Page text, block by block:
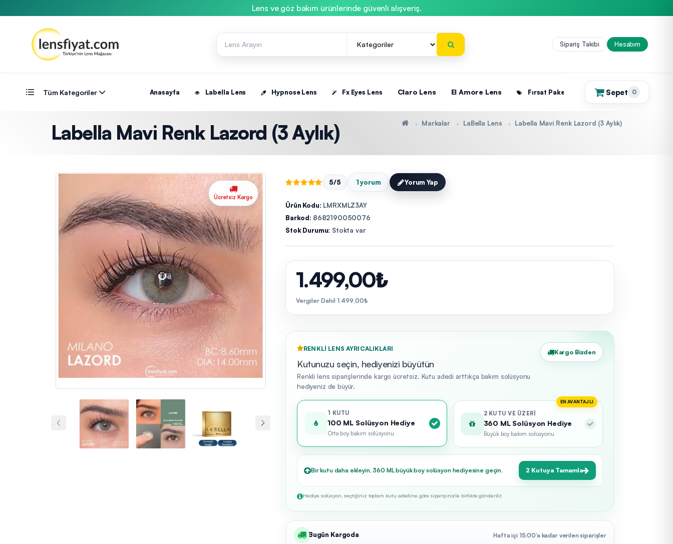
Lens ve göz bakım ürünlerinde güvenli alışveriş.
Sipariş Takibi Hesabım
Tüm Kategoriler Anasayfa Labella Lens Hypnose Lens Fx Eyes Lens Claro Lens El Amore Lens Fırsat Paketleri Sepet 0
(0)
Labella Mavi Renk Lazord (3 Aylık) Markalar LaBella Lens Labella Mavi Renk Lazord (3 Aylık)
Ücretsiz Kargo
5/5 1 yorum Yorum Yap
Ürün Kodu: LMRXMLZ3AY
Barkod: 8682190050076
Stok Durumu: Stokta var
1.499,00₺
Vergiler Dahil 1.499,00₺
RENKLI LENS AYRICALIKLARI
Kutunuzu seçin, hediyenizi büyütün
Renkli lens siparişlerinde kargo ücretsiz. Kutu adedi arttıkça bakım solüsyonu
hediyeniz de büyür.
Kargo Bizden
1 KUTU
100 ML Solüsyon Hediye
Orta boy bakım solüsyonu
EN AVANTAJLI
2 KUTU VE ÜZERI
360 ML Solüsyon Hediye
Büyük boy bakım solüsyonu
Bir kutu daha ekleyin, 360 ML büyük boy solüsyon hediyesine geçin. 2 Kutuya Tamamla
Hediye solüsyon, seçtiğiniz toplam kutu adedine göre siparişinizle birlikte gönderilir.
Bugün Kargoda Hafta içi 15:00’a kadar verilen siparişler